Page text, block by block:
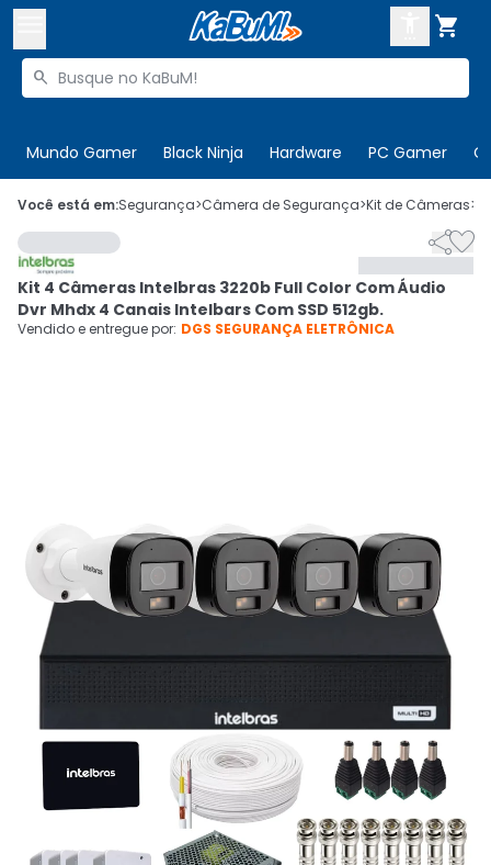

Buscar produtos

Mundo Gamer Black Ninja Hardware PC Gamer
 Olá. Acesse sua conta
 Departamentos
Cupons
CADASTRE-SE
Você está em:Segurança>Câmera de Segurança>Kit de Câmeras>

Kit 4 Câmeras Intelbras 3220b Full Color Com Áudio
Dvr Mhdx 4 Canais Intelbars Com SSD 512gb.
Vendido e entregue por: DGS SEGURANÇA ELETRÔNICA